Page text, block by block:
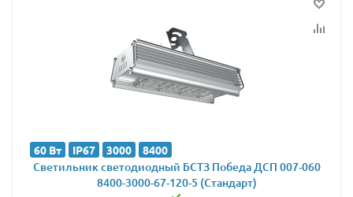
60 Вт IP67 3000 8400
Светильник светодиодный БСТЗ Победа ДСП 007-060
8400-3000-67-120-5 (Стандарт)